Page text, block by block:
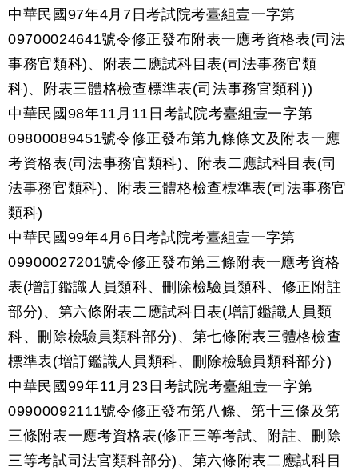
中華民國97年4月7日考試院考臺組壹一字第
09700024641號令修正發布附表一應考資格表(司法
事務官類科)、附表二應試科目表(司法事務官類
科)、附表三體格檢查標準表(司法事務官類科))
中華民國98年11月11日考試院考臺組壹一字第
09800089451號令修正發布第九條條文及附表一應
考資格表(司法事務官類科)、附表二應試科目表(司
法事務官類科)、附表三體格檢查標準表(司法事務官
類科)
中華民國99年4月6日考試院考臺組壹一字第
09900027201號令修正發布第三條附表一應考資格
表(增訂鑑識人員類科、刪除檢驗員類科、修正附註
部分)、第六條附表二應試科目表(增訂鑑識人員類
科、刪除檢驗員類科部分)、第七條附表三體格檢查
標準表(增訂鑑識人員類科、刪除檢驗員類科部分)
中華民國99年11月23日考試院考臺組壹一字第
09900092111號令修正發布第八條、第十三條及第
三條附表一應考資格表(修正三等考試、附註、刪除
三等考試司法官類科部分)、第六條附表二應試科目